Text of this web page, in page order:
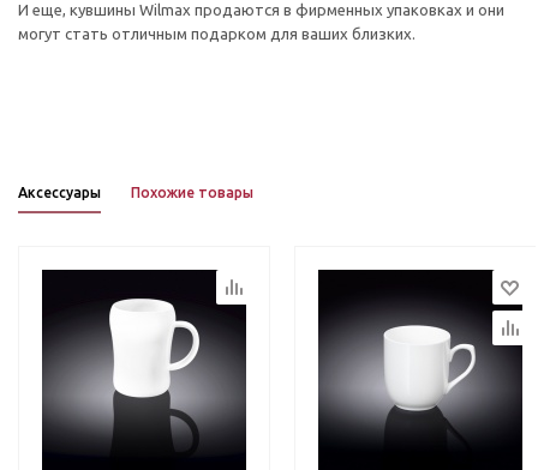
И еще, кувшины Wilmax продаются в фирменных упаковках и они
могут стать отличным подарком для ваших близких.
Аксессуары Похожие товары